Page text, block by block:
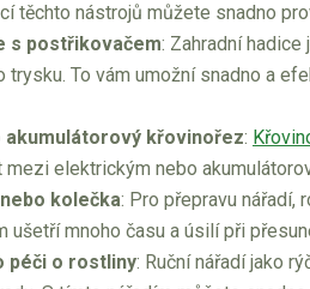
těchto nástrojů můžete snadno
s postřikovačem: Zahradní
trysku. To vám umožní snadno a
akumulátorový křovinořez:
elektrickým nebo
kolečka: Pro přepravu nářadí,
ušetří mnoho času a úsilí při
péči o rostliny: Ruční nářadí jako